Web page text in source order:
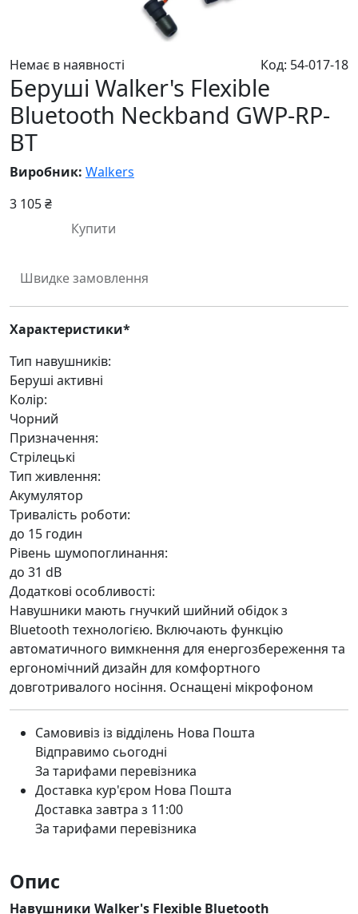
Немає в наявності Код: 54-017-18
Беруші Walker's Flexible
Bluetooth Neckband GWP-RP-
BT
Виробник: Walkers
3 105 ₴
Купити
Швидке замовлення
Характеристики*
Тип навушників:
Беруші активні
Колір:
Чорний
Призначення:
Стрілецькі
Тип живлення:
Акумулятор
Тривалість роботи:
до 15 годин
Рівень шумопоглинання:
до 31 dB
Додаткові особливості:
Навушники мають гнучкий шийний обідок з
Bluetooth технологією. Включають функцію
автоматичного вимкнення для енергозбереження та
ергономічний дизайн для комфортного
довготривалого носіння. Оснащені мікрофоном
Самовивіз із відділень Нова Пошта
Відправимо сьогодні
За тарифами перевізника
Доставка кур'єром Нова Пошта
Доставка завтра з 11:00
За тарифами перевізника
Опис
Навушники Walker's Flexible Bluetooth